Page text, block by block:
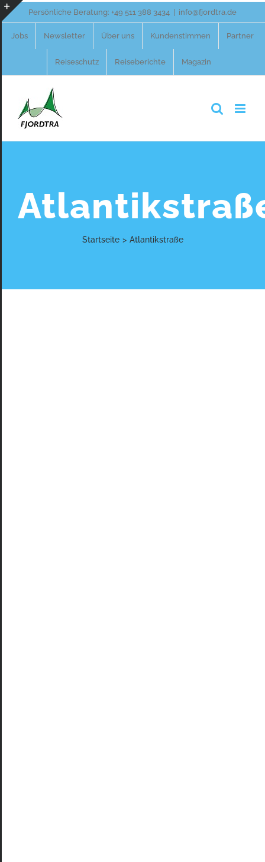
Zum
Persönliche Beratung: +49 511 388 3434 info@fjordtra.de
Jobs Newsletter Über uns Kundenstimmen Partner
Reiseschutz Reiseberichte Magazin
Startseite > Atlantikstraße
Toggle